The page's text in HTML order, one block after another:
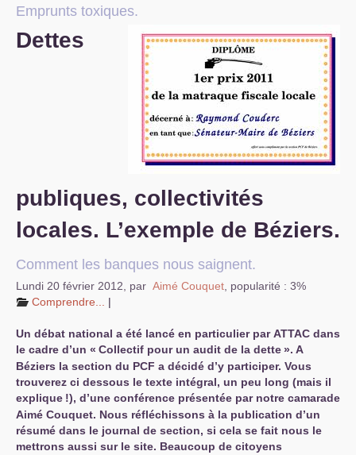
S’organiser
Emprunts toxiques.
Dettes
publiques, collectivités
locales. L’exemple de Béziers.
Comment les banques nous saignent.
Lundi 20 février 2012 par Aimé Couquet popularité : 3%
Comprendre...
|
Un débat national a été lancé en particulier parATTAC dans
le cadre d’un « Collectif pour un audit de la dette». A
Béziers la section du PCF a décidé d’y participer. Vous
trouverez ci dessous le texte intégral, un peu long (mais il
explique !), d’une conférence présentée par notre camarade
Aimé Couquet. Nous réfléchissons à la publication d’un
résumé dans le journal de section, si cela se fait nous le
mettrons aussi sur le site. Beaucoup de citoyens